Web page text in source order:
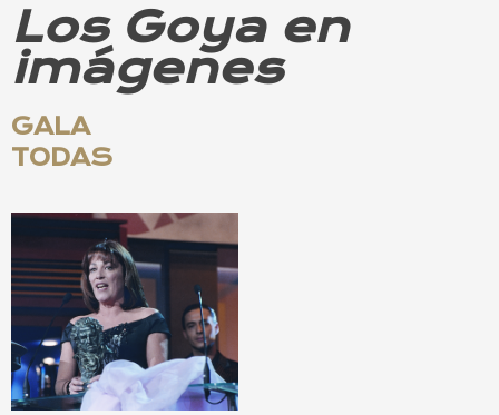
Los Goya en
imágenes
GALA
TODAS